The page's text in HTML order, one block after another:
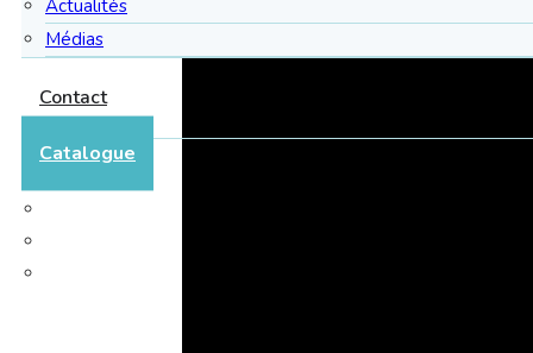
Actualités
Médias
Contact
Catalogue